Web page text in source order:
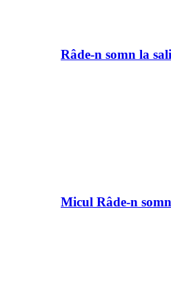
Râde-n somn la
Micul Râde-n